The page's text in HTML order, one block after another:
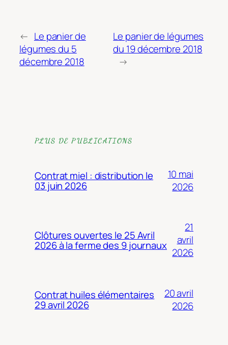
← Le panier de
légumes du 5
décembre 2018
Le panier de légumes
du 19 décembre 2018
→
PLUS DE PUBLICATIONS
Contrat miel : distribution le
03 juin 2026
10 mai
2026
Clôtures ouvertes le 25 Avril
2026 à la ferme des 9 journaux
21
avril
2026
Contrat huiles élémentaires
29 avril 2026
20 avril
2026